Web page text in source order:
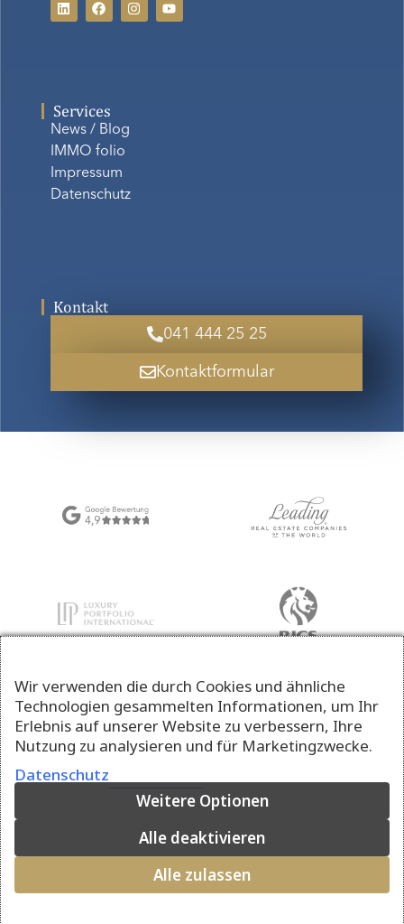
Services
News / Blog
IMMO folio
Impressum
Datenschutz
Kontakt
041 444 25 25
Kontaktformular
Wir verwenden die durch Cookies und ähnliche
Technologien gesammelten Informationen, um Ihr
Erlebnis auf unserer Website zu verbessern, Ihre
Nutzung zu analysieren und für Marketingzwecke.
Datenschutz
Weitere Optionen
Alle deaktivieren
Alle zulassen